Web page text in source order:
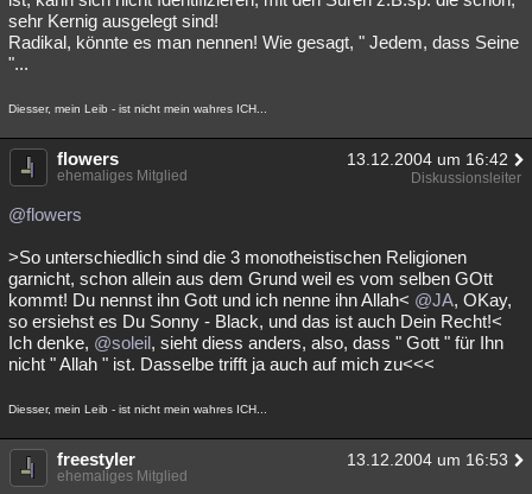
sehr Kernig ausgelegt sind!
Radikal, könnte es man nennen! Wie gesagt, " Jedem, dass Seine
"...
Diesser, mein Leib - ist nicht mein wahres ICH...
flowers 13.12.2004 um 16:42
ehemaliges Mitglied Diskussionsleiter
@flowers
>So unterschiedlich sind die 3 monotheistischen Religionen
garnicht, schon allein aus dem Grund weil es vom selben GOtt
kommt! Du nennst ihn Gott und ich nenne ihn Allah< @JA, OKay,
so ersiehst es Du Sonny - Black, und das ist auch Dein Recht!<
Ich denke, @soleil, sieht diess anders, also, dass " Gott " für Ihn
nicht " Allah " ist. Dasselbe trifft ja auch auf mich zu<<<
Diesser, mein Leib - ist nicht mein wahres ICH...
freestyler 13.12.2004 um 16:53
ehemaliges Mitglied